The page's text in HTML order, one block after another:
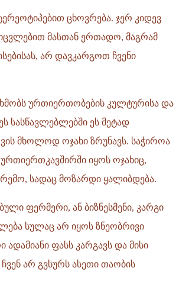
ცხოვრება. ჯერ კიდევ
მასთან ერთადო, მაგრამ
არ დავკარგოთ ჩვენი
ურთიერთობების კულტურისა და
სასწავლებლებში ეს მეტად
მხოლოდ ოჯახი ზრუნავს. საჭიროა
იყოს ოჯახიც,
სადაც მოზარდი ყალიბდება.
ფერმერი, ან ბიზნესმენი, კარგი
სულაც არ იყოს ზნეობრივი
ადამიანი ფასს კარგავს და მისი
არ გვსურს ასეთი თაობის